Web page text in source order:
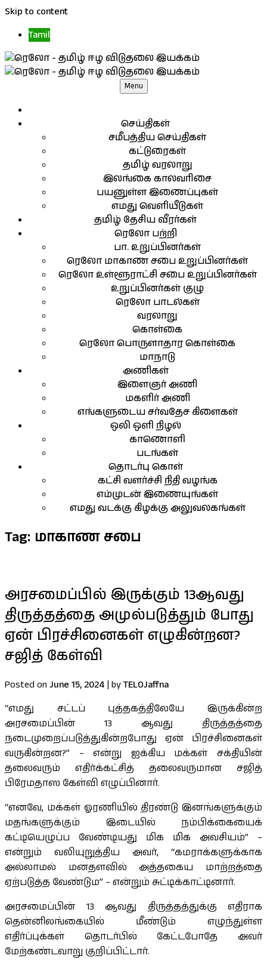
Skip to content
Tamil
Menu
செய்திகள்
சமீபத்திய செய்திகள்
கட்டுரைகள்
தமிழ் வரலாறு
இலங்கை காலவரிசை
பயனுள்ள இணைப்புகள்
எமது வெளியீடுகள்
தமிழ் தேசிய வீரர்கள்
ரெலோ பற்றி
பா. உறுப்பினர்கள்
ரெலோ மாகாண சபை உறுப்பினர்கள்
ரெலோ உள்ளூராட்சி சபை உறுப்பினர்கள்
உறுப்பினர்கள் குழு
ரெலோ பாடல்கள்
வரலாறு
கொள்கை
ரெலோ பொருளாதார கொள்கை
மாநாடு
அணிகள்
இளைஞர் அணி
மகளிர் அணி
எங்களுடைய சர்வதேச கிளைகள்
ஒலி ஒளி நிழல்
காணொளி
படங்கள்
தொடர்பு கொள்
கட்சி வளர்ச்சி நிதி வழங்க
எம்முடன் இணையுங்கள்
எமது வடக்கு கிழக்கு அலுவலகங்கள்
Tag: மாகாண சபை
அரசமைப்பில் இருக்கும் 13ஆவது
திருத்தத்தை அமுல்படுத்தும் போது
ஏன் பிரச்சினைகள் எழுகின்றன?
சஜித் கேள்வி
Posted on June 15, 2024 | byTELOJaffna
“எமது சட்டப் புத்தகத்திலேயே இருக்கின்ற
அரசமைப்பின் 13 ஆவது திருத்தத்தை
நடைமுறைப்படுத்துகின்றபோது ஏன் பிரச்சினைகள்
வருகின்றன?” – என்று ஐக்கிய மக்கள் சக்தியின்
தலைவரும் எதிர்க்கட்சித் தலைவருமான சஜித்
பிரேமதாஸ கேள்வி எழுப்பினார்.
“எனவே, மக்கள் ஓரணியில் திரண்டு இனங்களுக்கும்
மதங்களுக்கும் இடையில் நம்பிக்கையைக்
கட்டியெழுப்ப வேண்டியது மிக மிக அவசியம்” –
என்றும் வலியுறுத்திய அவர், “கமராக்களுக்காக
அல்லாமல் மனதளவில் அத்தகைய மாற்றத்தை
ஏற்படுத்த வேண்டும” – என்றும் சுட்டிக்காட்டினார்.
அரசமைப்பின் 13 ஆவது திருத்தத்துக்கு எதிராக
தென்னிலங்கையில் மீண்டும் எழுந்துள்ள
எதிர்ப்புக்கள் தொடர்பில் கேட்டபோதே அவர்
மேற்கண்டவாறு குறிப்பிட்டார்.